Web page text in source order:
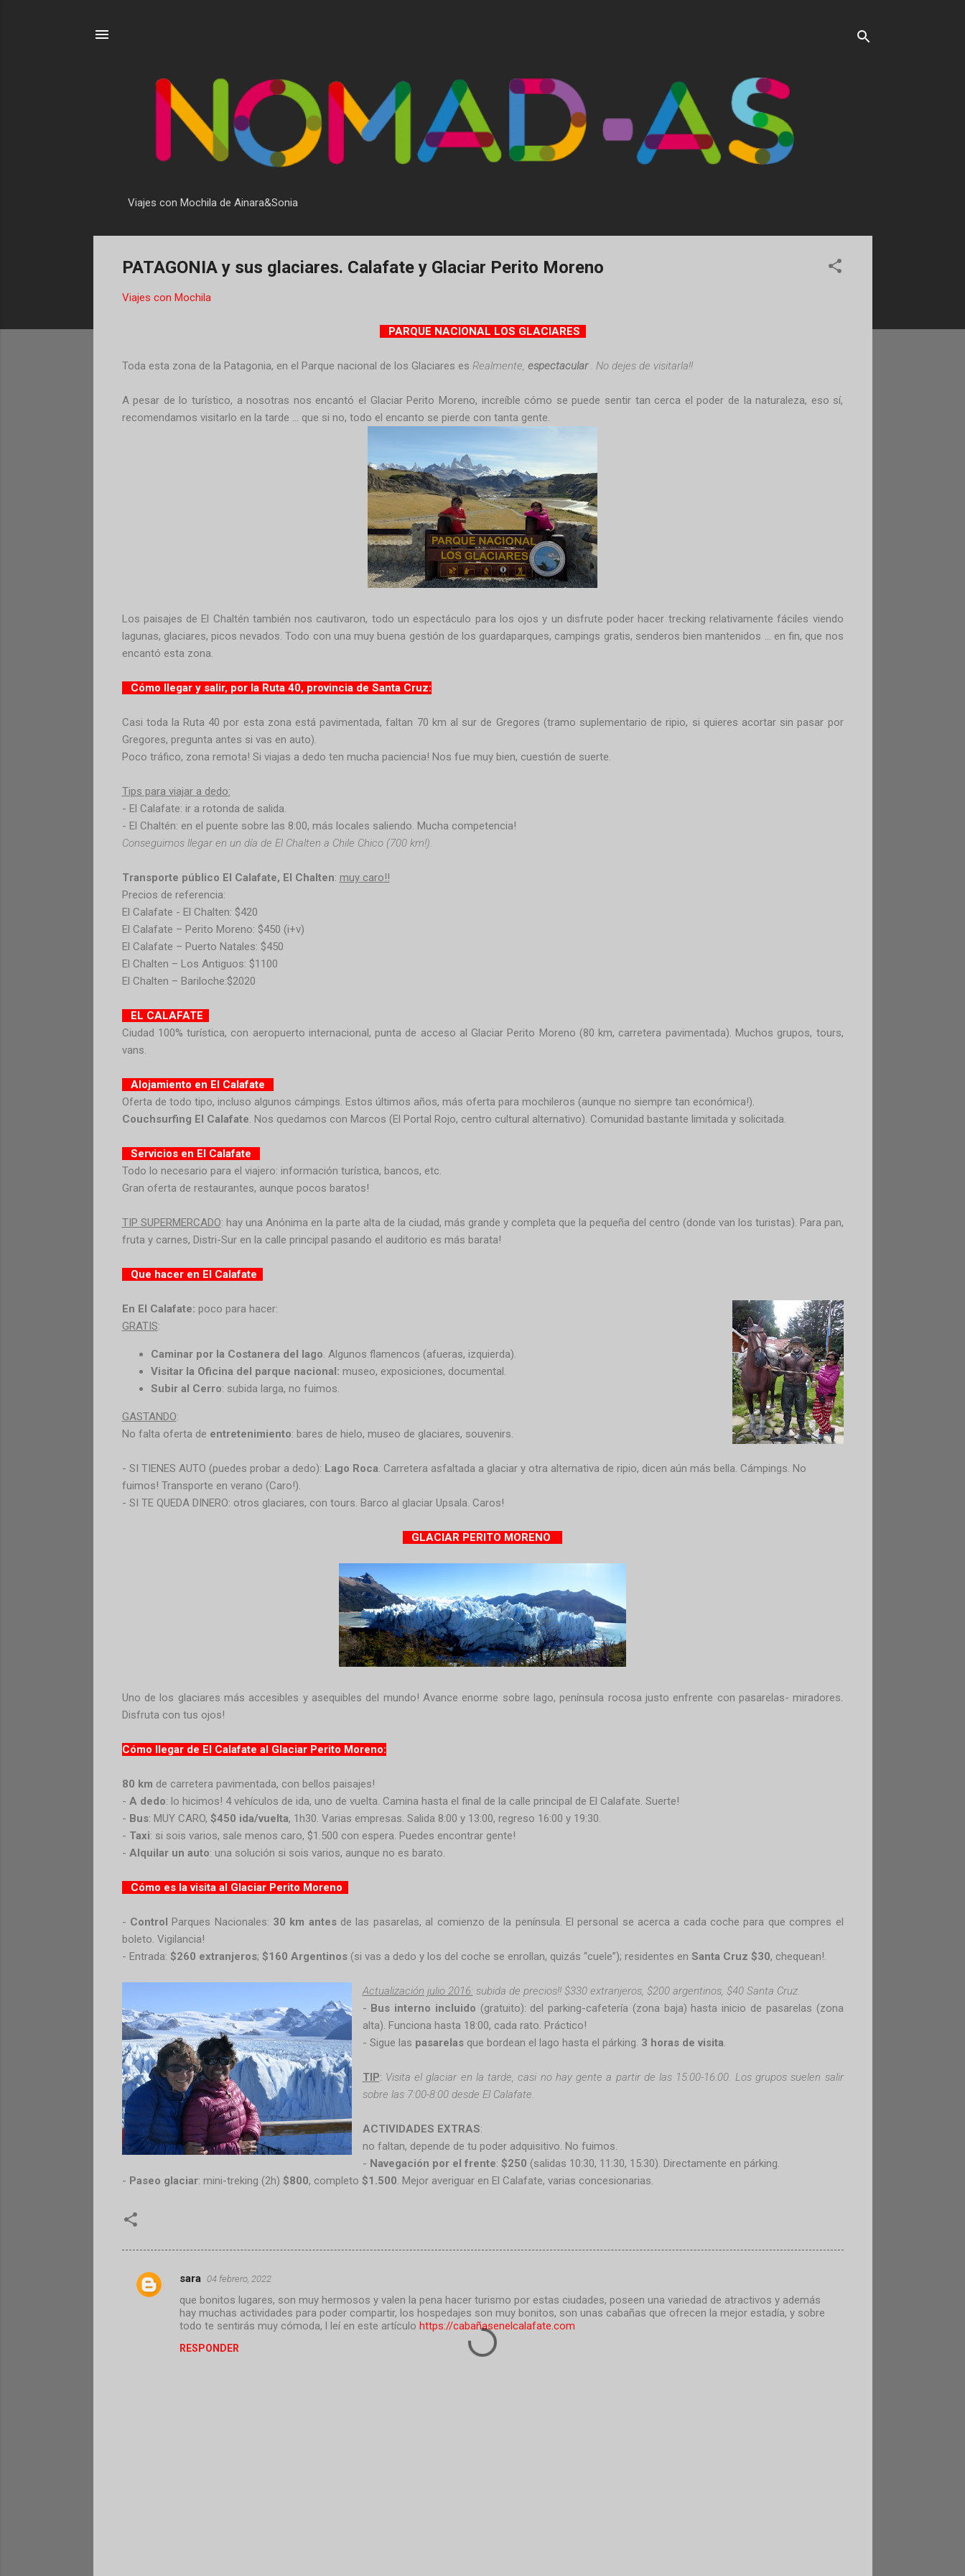
Viajes con Mochila de Ainara&Sonia
PATAGONIA y sus glaciares. Calafate y Glaciar Perito Moreno
Viajes con Mochila
PARQUE NACIONAL LOS GLACIARES
Toda esta zona de la Patagonia, en el Parque nacional de los Glaciares es Realmente, espectacular. No dejes de visitarla!!
A pesar de lo turístico, a nosotras nos encantó el Glaciar Perito Moreno, increíble cómo se puede sentir tan cerca el poder de la naturaleza, eso sí,
recomendamos visitarlo en la tarde ... que si no, todo el encanto se pierde con tanta gente.
Los paisajes de El Chaltén también nos cautivaron, todo un espectáculo para los ojos y un disfrute poder hacer trecking relativamente fáciles viendo
lagunas, glaciares, picos nevados. Todo con una muy buena gestión de los guardaparques, campings gratis, senderos bien mantenidos ... en fin, que nos
encantó esta zona.
Cómo llegar y salir, por la Ruta 40, provincia de Santa Cruz:
Casi toda la Ruta 40 por esta zona está pavimentada, faltan 70 km al sur de Gregores (tramo suplementario de ripio, si quieres acortar sin pasar por
Gregores, pregunta antes si vas en auto).
Poco tráfico, zona remota! Si viajas a dedo ten mucha paciencia! Nos fue muy bien, cuestión de suerte.
Tips para viajar a dedo:
- El Calafate: ir a rotonda de salida.
- El Chaltén: en el puente sobre las 8:00, más locales saliendo. Mucha competencia!
Conseguimos llegar en un día de El Chalten a Chile Chico (700 km!).
Transporte público El Calafate, El Chalten: muy caro!!
Precios de referencia:
El Calafate - El Chalten: $420
El Calafate – Perito Moreno: $450 (i+v)
El Calafate – Puerto Natales: $450
El Chalten – Los Antiguos: $1100
El Chalten – Bariloche:$2020
EL CALAFATE
Ciudad 100% turística, con aeropuerto internacional, punta de acceso al Glaciar Perito Moreno (80 km, carretera pavimentada). Muchos grupos, tours,
vans.
Alojamiento en El Calafate
Oferta de todo tipo, incluso algunos cámpings. Estos últimos años, más oferta para mochileros (aunque no siempre tan económica!).
Couchsurfing El Calafate . Nos quedamos con Marcos (El Portal Rojo, centro cultural alternativo). Comunidad bastante limitada y solicitada.
Servicios en El Calafate
Todo lo necesario para el viajero: información turística, bancos, etc.
Gran oferta de restaurantes, aunque pocos baratos!
TIP SUPERMERCADO: hay una Anónima en la parte alta de la ciudad, más grande y completa que la pequeña del centro (donde van los turistas). Para pan,
fruta y carnes, Distri-Sur en la calle principal pasando el auditorio es más barata!
Que hacer en El Calafate
En El Calafate: poco para hacer:
GRATIS:
Caminar por la Costanera del lago . Algunos flamencos (afueras, izquierda).
Visitar la Oficina del parque nacional: museo, exposiciones, documental.
Subir al Cerro: subida larga, no fuimos.
GASTANDO:
No falta oferta de entretenimiento: bares de hielo, museo de glaciares, souvenirs.
- SI TIENES AUTO (puedes probar a dedo): Lago Roca . Carretera asfaltada a glaciar y otra alternativa de ripio, dicen aún más bella. Cámpings. No
fuimos! Transporte en verano (Caro!).
- SI TE QUEDA DINERO: otros glaciares, con tours. Barco al glaciar Upsala. Caros!
GLACIAR PERITO MORENO
Uno de los glaciares más accesibles y asequibles del mundo! Avance enorme sobre lago, península rocosa justo enfrente con pasarelas- miradores.
Disfruta con tus ojos!
Cómo llegar de El Calafate al Glaciar Perito Moreno:
80 km de carretera pavimentada, con bellos paisajes!
- A dedo: lo hicimos! 4 vehículos de ida, uno de vuelta. Camina hasta el final de la calle principal de El Calafate. Suerte!
- Bus: MUY CARO, $450 ida/vuelta, 1h30. Varias empresas. Salida 8:00 y 13:00, regreso 16:00 y 19:30.
- Taxi: si sois varios, sale menos caro, $1.500 con espera. Puedes encontrar gente!
- Alquilar un auto: una solución si sois varios, aunque no es barato.
Cómo es la visita al Glaciar Perito Moreno
- Control Parques Nacionales: 30 km antes de las pasarelas, al comienzo de la península. El personal se acerca a cada coche para que compres el
boleto. Vigilancia!
- Entrada: $260 extranjeros; $160 Argentinos(si vas a dedo y los del coche se enrollan, quizás “cuele”); residentes en Santa Cruz $30, chequean!.
Actualización julio 2016:subida de precios!! $330 extranjeros, $200 argentinos, $40 Santa Cruz.
- Bus interno incluido (gratuito): del parking-cafetería (zona baja) hasta inicio de pasarelas (zona
alta). Funciona hasta 18:00, cada rato. Práctico!
- Sigue las pasarelasque bordean el lago hasta el párking. 3 horas de visita
TIP: Visita el glaciar en la tarde, casi no hay gente a partir de las 15:00-16:00. Los grupos suelen salir
sobre las 7:00-8:00 desde El Calafate.
ACTIVIDADES EXTRAS:
no faltan, depende de tu poder adquisitivo. No fuimos.
- Navegación por el frente: $250 (salidas 10:30, 11:30, 15:30). Directamente en párking.
- Paseo glaciar: mini-treking (2h) $800, completo $1.500 . Mejor averiguar en El Calafate, varias concesionarias.
C
sara 04 febrero, 2022
que bonitos lugares, son muy hermosos y valen la pena hacer turismo por estas ciudades, poseen una variedad de atractivos y además
hay muchas actividades para poder compartir, los hospedajes son muy bonitos, son unas cabañas que ofrecen la mejor estadía, y sobre
todo te sentirás muy cómoda, l leí en este artículo https://cabañasenelcalafate.com
RESPONDER